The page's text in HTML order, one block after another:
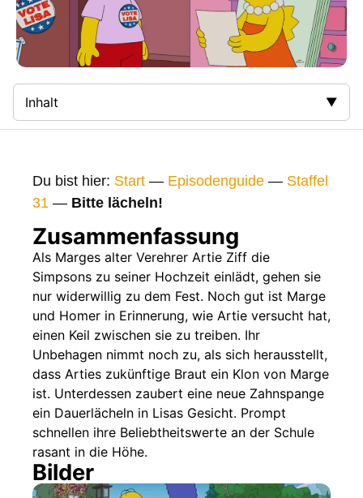
Inhalt
Zusammenfassung
Gags
Gaststars
Fakten
Sendetermine
Nächste / Vorherige Folge
Du bist hier: Start — Episodenguide — Staffel
31 — Bitte lächeln!
Zusammenfassung
Als Marges alter Verehrer Artie Ziff die
Simpsons zu seiner Hochzeit einlädt, gehen sie
nur widerwillig zu dem Fest. Noch gut ist Marge
und Homer in Erinnerung, wie Artie versucht hat,
einen Keil zwischen sie zu treiben. Ihr
Unbehagen nimmt noch zu, als sich herausstellt,
dass Arties zukünftige Braut ein Klon von Marge
ist. Unterdessen zaubert eine neue Zahnspange
ein Dauerlächeln in Lisas Gesicht. Prompt
schnellen ihre Beliebtheitswerte an der Schule
rasant in die Höhe.
Bilder